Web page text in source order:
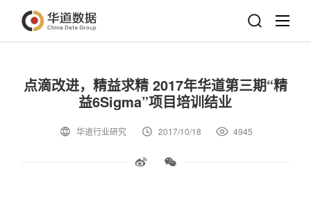
点滴改进，精益求精 2017年华道第三期“精
益6Sigma”项目培训结业
华道行业研究 2017/10/18 4945